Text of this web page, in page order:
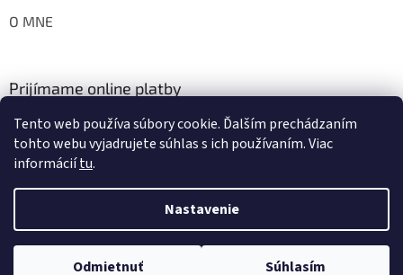
Tento web používa súbory cookie. Ďalším prechádzaním
tohto webu vyjadrujete súhlas s ich používaním. Viac
informáciítu.
Nastavenie
Odmietnuť Súhlasím
O MNE
Prijímame online platby
Vytvoril Shoptet
Copyright 2026KANEKALON-shop . Všetky práva vyhradené.